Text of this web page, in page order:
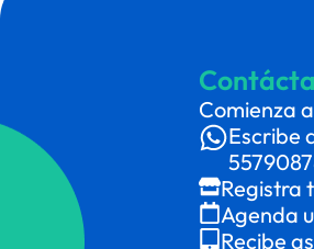
Comienza
Escribe
Registra
Agenda
Recibe